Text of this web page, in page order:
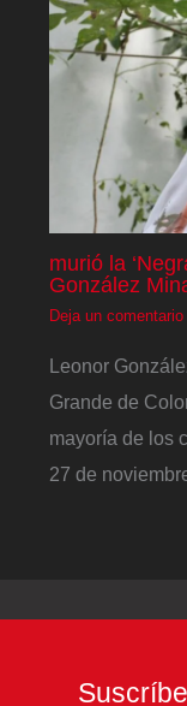
murió la
González
Deja un comentario
Leonor
Grande de
mayoría de los
27 de